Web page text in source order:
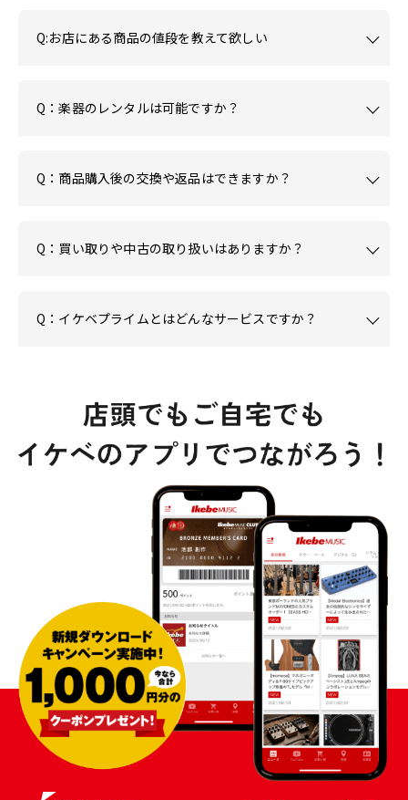
Q:お店にある商品の値段を教えて欲しい
Q：楽器のレンタルは可能ですか？
Q：商品購入後の交換や返品はできますか？
Q：買い取りや中古の取り扱いはありますか？
Q：イケベプライムとはどんなサービスですか？